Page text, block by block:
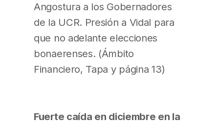
Angostura a los Gobernadores
de la UCR. Presión a Vidal para
que no adelante elecciones
bonaerenses. (Ámbito
Financiero, Tapa y página 13)
Fuerte caída en diciembre en la